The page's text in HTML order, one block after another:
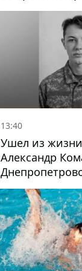
раненый
13:40
Ушел из
Александр